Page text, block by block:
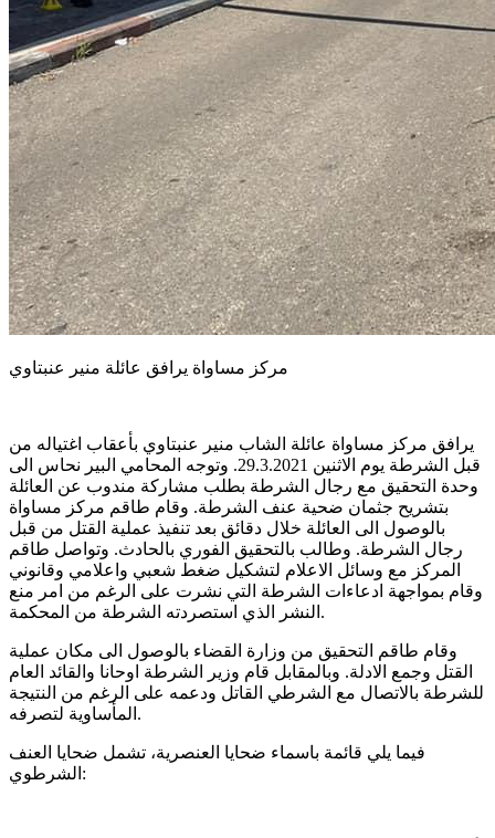
يرافق مركز مساواة عائلة الشاب منير عنبتاوي بأعقاب اغتياله من
قبل الشرطة يوم الاثنين 29.3.2021. وتوجه المحامي البير نحاس الى
وحدة التحقيق مع رجال الشرطة بطلب مشاركة مندوب عن العائلة
بتشريح جثمان ضحية عنف الشرطة. وقام طاقم مركز مساواة
بالوصول الى العائلة خلال دقائق بعد تنفيذ عملية القتل من قبل
رجال الشرطة. وطالب بالتحقيق الفوري بالحادث. وتواصل طاقم
المركز مع وسائل الاعلام لتشكيل ضغط شعبي واعلامي وقانوني
وقام بمواجهة ادعاءات الشرطة التي نشرت على الرغم من امر منع
النشر الذي استصردته الشرطة من المحكمة.
وقام طاقم التحقيق من وزارة القضاء بالوصول الى مكان عملية
القتل وجمع الادلة. وبالمقابل قام وزير الشرطة اوحانا والقائد العام
للشرطة بالاتصال مع الشرطي القاتل ودعمه على الرغم من النتيجة
المأساوية لتصرفه.
فيما يلي قائمة باسماء ضحايا العنصرية، تشمل ضحايا العنف
الشرطوي: